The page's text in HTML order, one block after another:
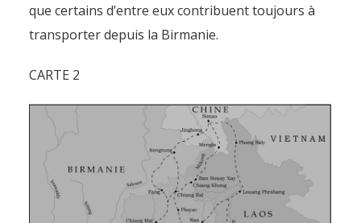
que certains d’entre eux contribuent toujours à
transporter depuis la Birmanie.
CARTE 2